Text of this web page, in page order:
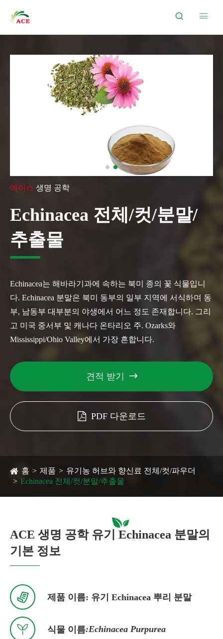
 
에이스 생명 공학
Echinacea 전체/컷/분말/
추출물
Echinacea는 해바라기과에 속하는 북미 종의 꽃 식물입니
다. Echinacea 분말은 북미 동부의 일부 지역에 서식하며 동
부, 남동부 대부분의 야생에서 어느 정도 존재합니다. 그리
고 미국 중서부 및 캐나다 온타리오 주. Ozarks와
Mississippi/Ohio Valley에서 가장 흔합니다.
견적 받기 
PDF 다운로드
홈 제품
유기농 허브와 향신료 전체/컷/파우더
Echinacea 전체/컷/분말/추출물
ACE 생명 공학 유기 Echinacea 분말의
기본 정보
 제품 이름: 유기 Echinacea 뿌리 분말
 식물 이름:Echinacea Purpurea